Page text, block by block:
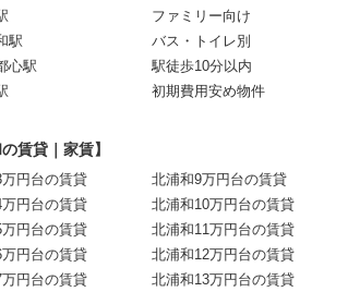
駅
心駅
ファミリー向け
バス・トイレ別
駅徒歩10分以内
初期費用安め物件
の賃貸｜家賃】
円台の賃貸
円台の賃貸
円台の賃貸
円台の賃貸
円台の賃貸
北浦和9万円台の賃貸
北浦和10万円台の賃貸
北浦和11万円台の賃貸
北浦和12万円台の賃貸
北浦和13万円台の賃貸